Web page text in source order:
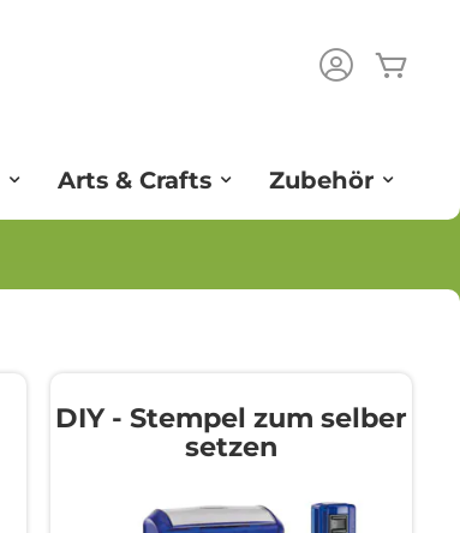
Arts & Crafts Zubehör
DIY - Stempel zum selber
setzen